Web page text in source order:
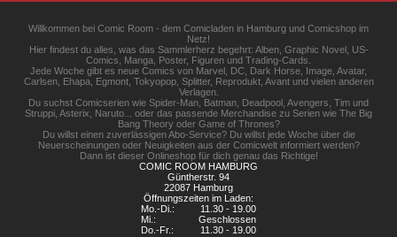
Willkommen bei Comic Room - dem Comicladen in Hamburg und Comicshop im
Netz!
Hier findest du alles, was das Sammlerherz begehrt: Alben, Graphic Novel, US-
Comics, Manga, Poster, Figuren und Trading-Cards.
Jede Woche gibt es neue Comics von Marvel, DC, Dark Horse, Image, Avatar,
Carlsen, Ehapa, Egmont, Tokyopop, Splitter, Reprodukt, Avant und vielen anderen
Verlagen.
Du suchst Comicserien wie Spider-Man, Batman, Deadpool, Avengers, Tim und
Struppi, Asterix, Naruto... oder das passende Merchandise zu Serien wie The Big
Bang Theory oder Game of Thrones?
Du willst einen zuverlässigen Abo-Service? Du willst jede Woche über die
Neuerscheinungen oder Neuigkeiten aus der Comicwelt informiert werden?
Dann ist dieser Onlineshop für dich genau das Richtige!
COMIC ROOM HAMBURG
Güntherstr. 94
22087 Hamburg
Öffnungszeiten im Laden:
Mo.-Di.:
11.30 - 19.00
Mi.:
Geschlossen
Do.-Fr.:
11.30 - 19.00